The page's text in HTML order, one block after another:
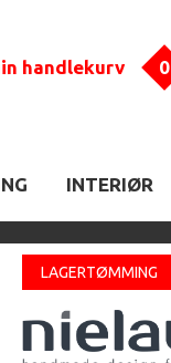
handlekurv 0
INTERIØR
LAGERTØMMING